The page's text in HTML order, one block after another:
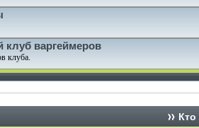
клуб варгеймеров
клуба.